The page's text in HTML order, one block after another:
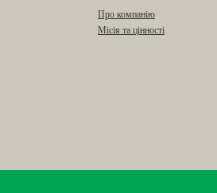
Про компанію
Місія та цінності